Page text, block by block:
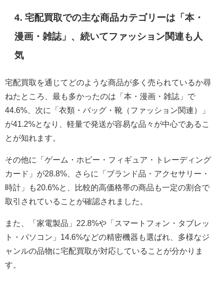
4. 宅配買取での主な商品カテゴリーは「本・
漫画・雑誌」、続いてファッション関連も人
気
宅配買取を通じてどのような商品が多く売られているか尋
ねたところ、最も多かったのは「本・漫画・雑誌」で
44.6%、次に「衣類・バッグ・靴（ファッション関連）」
が41.2%となり、軽量で発送が容易な品々が中心であるこ
とが知れます。
その他に「ゲーム・ホビー・フィギュア・トレーディング
カード」が28.8%、さらに「ブランド品・アクセサリー・
時計」も20.6%と、比較的高価格帯の商品も一定の割合で
取引されていることが確認されました。
また、「家電製品」22.8%や「スマートフォン・タブレッ
ト・パソコン」14.6%などの精密機器も選ばれ、多様なジ
ャンルの品物に宅配買取が対応していることが分かりま
す。